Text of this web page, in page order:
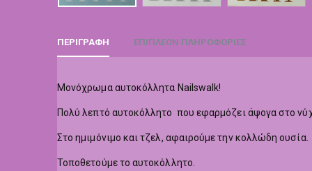
ΠΕΡΙΓΡΑΦΉ ΕΠΙΠΛΈΟΝ ΠΛΗΡΟΦΟΡΊΕΣ
Μονόχρωμα αυτοκόλλητα Nailswalk!
Πολύ λεπτό αυτοκόλλητο που εφαρμόζει άψογα στο
Στο ημιμόνιμο και τζελ, αφαιρούμε την κολλώδη ουσία.
Τοποθετούμε το αυτοκόλλητο.